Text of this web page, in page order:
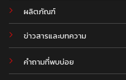
ผลิตภัณฑ์
ข่าวสารและบทความ
.
คำถามที่พบบ่อย